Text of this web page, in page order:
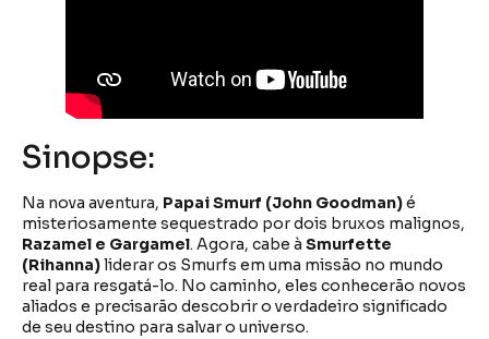
Sinopse:
Na nova aventura, Papai Smurf (John Goodman)é
misteriosamente sequestrado por dois bruxos malignos,
Razamel e Gargamel. Agora, cabe à Smurfette
(Rihanna)liderar os Smurfs em uma missão no mundo
real para resgatá-lo. No caminho, eles conhecerão novos
aliados e precisarão descobrir o verdadeiro significado
de seu destino para salvar o universo.